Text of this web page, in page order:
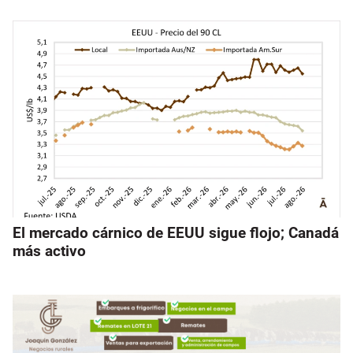
El mercado cárnico de EEUU sigue flojo; Canadá
más activo